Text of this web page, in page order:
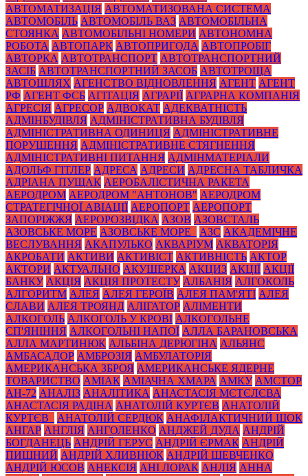
АВТОМАТИЗАЦІЯ АВТОМАТИЗОВАНА СИСТЕМА
АВТОМОБІЛЬ АВТОМОБІЛЬ ВАЗ АВТОМОБІЛЬНА
СТОЯНКА АВТОМОБІЛЬНІ НОМЕРИ АВТОНОМНА
РОБОТА АВТОПАРК АВТОПРИГОДА АВТОПРОБІГ
АВТОРКА АВТОТРАНСПОРТ АВТОТРАНСПОРТНИЙ
ЗАСІБ АВТОТРАНСПОРТНИЙ ЗАСОБ АВТОТРОЩА
АВТОШЛЯХ АГЕНСТВО ВІДНОВЛЕННЯ АГЕНТ АГЕНТ
РФ АГЕНТ ФСБ АГІТАЦІЯ АГРАРІЇ АГРАРНА КОМПАНІЯ
АГРЕСІЯ АГРЕСОР АДВОКАТ АДЕКВАТНІСТЬ
АДМІНБУДІВЛЯ АДМІНІСТРАТИВНА БУДІВЛЯ
АДМІНІСТРАТИВНА ОДИНИЦЯ АДМІНІСТРАТИВНЕ
ПОРУШЕННЯ АДМІНІСТРАТИВНЕ СТЯГНЕННЯ
АДМІНІСТРАТИВНІ ПИТАННЯ АДМІНМАТЕРІАЛИ
АДОЛЬФ ГІТЛЕР АДРЕСА АДРЕСИ АДРЕСНА ТАБЛИЧКА
АДРІАНА ПУЩАК АЕРОБАЛІСТИЧНА РАКЕТА
АЕРОДРОМ АЕРОДРОМ "АНТОНОВ" АЕРОДРОМ
СТРАТЕГІЧНОЇ АВІАЦІЇ АЕРОПОРТ АЕРОПОРТ
ЗАПОРІЖЖЯ АЕРОРОЗВІДКА АЗОВ АЗОВСТАЛЬ
АЗОВСЬКЕ МОРЕ АЗОВСЬКЕ МОРЕ_ АЗС АКАДЕМІЧНЕ
ВЕСЛУВАННЯ АКАПУЛЬКО АКВАРІУМ АКВАТОРІЯ
АКРОБАТИ АКТИВИ АКТИВІСТ АКТИВНІСТЬ АКТОР
АКТОРИ АКТУАЛЬНО АКУШЕРКА АКЦИЗ АКЦІЇ АКЦІЇ
БАНКУ АКЦІЯ АКЦІЯ ПРОТЕСТУ АЛБАНІЯ АЛГОКОЛЬ
АЛГОРИТМ АЛЕЯ АЛЕЯ ГЕРОЇВ АЛЕЯ ПАМ'ЯТІ АЛЕЯ
СЛАВИ АЛЕЯ ТРОЯНД АЛІГАТОР АЛІМЕНТИ
АЛКОГОЛЬ АЛКОГОЛЬ У КРОВІ АЛКОГОЛЬНЕ
СП'ЯНІННЯ АЛКОГОЛЬНІ НАПОЇ АЛЛА БАРАНОВСЬКА
АЛЛА МАРТИНЮК АЛЬБІНА ДЕРЮГІНА АЛЬЯНС
АМБАСАДОР АМБРОЗІЯ АМБУЛАТОРІЯ
АМЕРИКАНСЬКА ЗБРОЯ АМЕРИКАНСЬКЕ ЯДЕРНЕ
ТОВАРИСТВО АМІАК АМІАЧНА ХМАРА АМКУ АМСТОР
АН-72 АНАЛІЗ АНАЛІТИКА АНАСТАСІЯ МЄТЄЛЄВА
АНАСТАСІЯ РАДІНА АНАТОЛІЙ КУРТЄВ АНАТОЛІЙ
КУРТЄВ_
АНАТОЛІЙ СЕРДЮК АНАФІЛАКТИЧНИЙ ШОК
АНГАР АНГЛІЯ АНГОЛЕНКО АНДЖЕЙ ДУДА АНДРІЙ
БОГДАНЕЦЬ АНДРІЙ ГЕРУС АНДРІЙ ЄРМАК АНДРІЙ
ПИШНИЙ АНДРІЙ ХЛИВНЮК АНДРІЙ ШЕВЧЕНКО
АНДРІЙ ЮСОВ АНЕКСІЯ АНІ ЛОРАК АНЛІЯ АННА